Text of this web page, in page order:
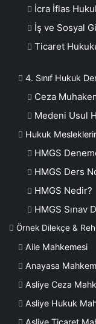
İcra İflas
İş ve Sosyal
Ticaret
4. Sınıf Hukuk
Ceza
Medeni Usul
Hukuk
HMGS
HMGS Ders
HMGS Nedir?
HMGS Sınav
Örnek Dilekçe &
Aile Mahkemesi
Anayasa
Asliye Ceza
Asliye Hukuk